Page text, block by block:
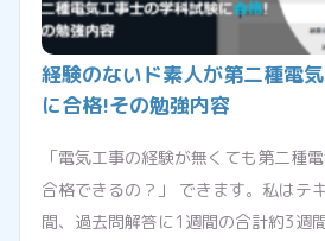
経験のないド素人が第二種電
に合格!その勉強内容
「電気工事の経験が無くても第二種
合格できるの？」 できます。私はテ
間、過去問解答に1週間の合計約3週